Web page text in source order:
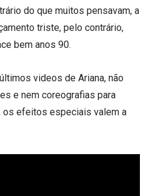
do que muitos pensavam, a
triste, pelo contrário,
bem anos 90.
videos de Ariana, não
e nem coreografias para
os efeitos especiais valem a